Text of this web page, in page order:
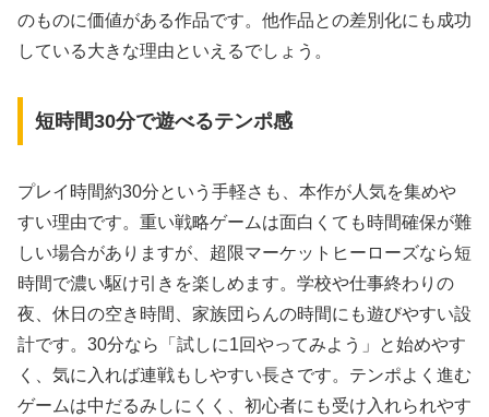
のものに価値がある作品です。他作品との差別化にも成功
している大きな理由といえるでしょう。
短時間30分で遊べるテンポ感
プレイ時間約30分という手軽さも、本作が人気を集めや
すい理由です。重い戦略ゲームは面白くても時間確保が難
しい場合がありますが、超限マーケットヒーローズなら短
時間で濃い駆け引きを楽しめます。学校や仕事終わりの
夜、休日の空き時間、家族団らんの時間にも遊びやすい設
計です。30分なら「試しに1回やってみよう」と始めやす
く、気に入れば連戦もしやすい長さです。テンポよく進む
ゲームは中だるみしにくく、初心者にも受け入れられやす